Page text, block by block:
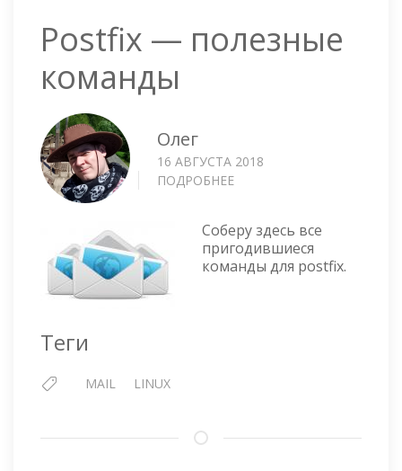
Postfix — полезные
команды
Олег
16 АВГУСТА 2018
ПОДРОБНЕЕ
ПОЛЕЗНЫЕ
КОМАНДЫ
Соберу здесь все
пригодившиеся
команды для postfix.
Теги
MAIL LINUX